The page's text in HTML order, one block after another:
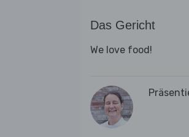
Das Gericht
We love food!